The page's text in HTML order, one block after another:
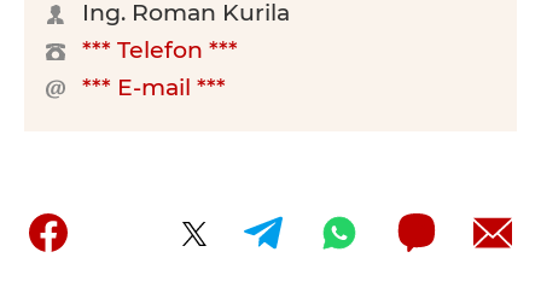
Ing. Roman Kurila
*** Telefon ***
*** E-mail ***